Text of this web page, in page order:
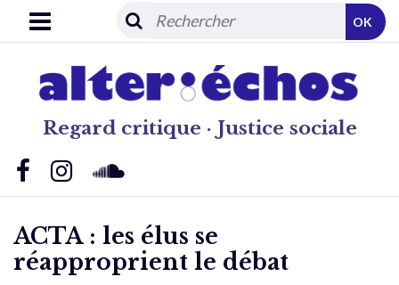
Regard critique · Justice sociale
OK
ACTA : les élus se
réapproprient le débat